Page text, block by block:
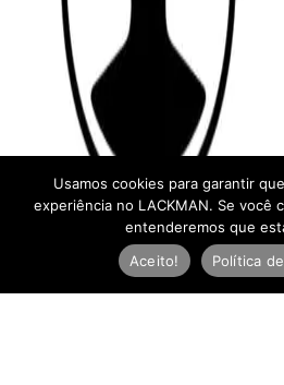
Usamos cookies para garantir
experiência no LACKMAN. Se você
entenderemos que
Aceito!
Política